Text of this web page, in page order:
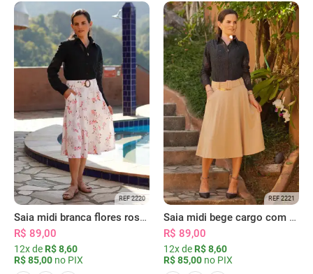
REF 2220
Saia midi branca flores rosas com bolsos
R$ 89,00
12x de R$ 8,60
R$ 85,00 no PIX
REF 2221
Saia midi bege cargo com bolsos
R$ 89,00
12x de R$ 8,60
R$ 85,00 no PIX